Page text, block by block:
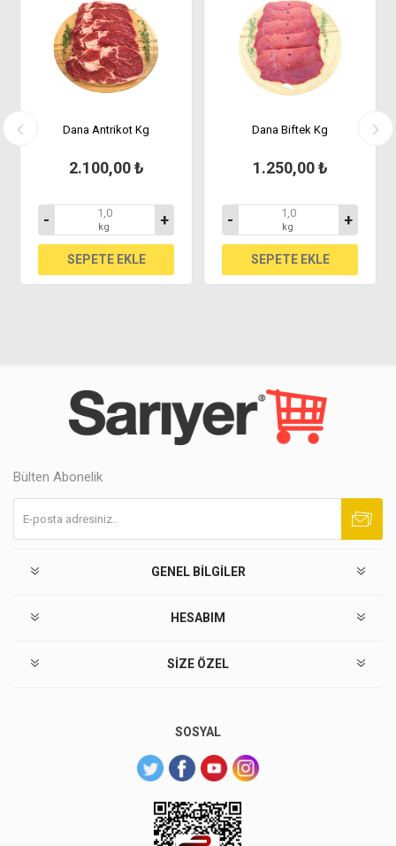
Dana Antrikot Kg
2.100,00 ₺
- kg +
Dana Biftek Kg
1.250,00 ₺
- kg +
Bülten Abonelik
GENEL BILGILER
HESABIM
SIZE ÖZEL
SOSYAL